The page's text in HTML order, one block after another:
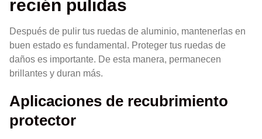
recién pulidas
Después de pulir tus ruedas de aluminio, mantenerlas en
buen estado es fundamental. Proteger tus ruedas de
daños es importante. De esta manera, permanecen
brillantes y duran más.
Aplicaciones de recubrimiento
protector